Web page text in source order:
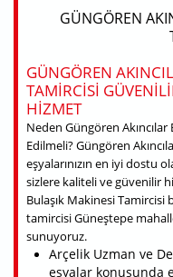
GÜNGÖREN
GÜNGÖREN
TAMIRCISI
HIZMET
Neden Güngören
Edilmeli? Güngören
eşyalarınızın en iyi dostu
sizlere kaliteli ve güvenilir
Bulaşık Makinesi Tamircisi
tamircisi Güneştepe
sunuyoruz.
Arçelik Uzman ve
eşyalar konusunda